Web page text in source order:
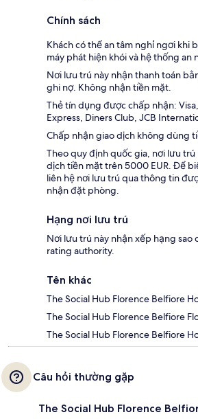
Chính sách
Khách có thể an tâm nghỉ ngơi khi
máy phát hiện khói và hệ thống an
Nơi lưu trú này nhận thanh toán
ghi nợ. Không nhận tiền mặt.
Thẻ tín dụng được chấp nhận:
Express, Diners Club, JCB
Chấp nhận giao dịch không dùng
Theo quy định quốc gia, nơi lưu
dịch tiền mặt trên 5000 EUR. Để
liên hệ nơi lưu trú qua thông tin
nhận đặt phòng.
Hạng nơi lưu trú
Nơi lưu trú này nhận xếp hạng sao
rating authority.
Tên khác
The Social Hub Florence Belfiore
The Social Hub Florence Belfiore
The Social Hub Florence Belfiore
Câu hỏi thường gặp
The Social Hub Florence